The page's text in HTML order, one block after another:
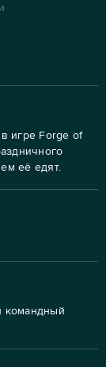
игре Forge of
её едят.
командный